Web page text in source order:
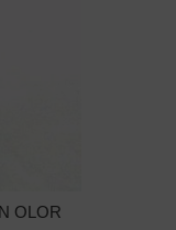
OLOR